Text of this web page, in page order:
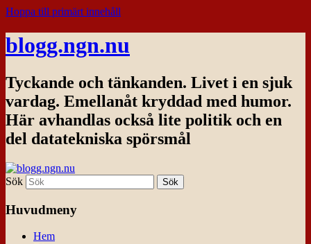
Hoppa till primärt innehåll
blogg.ngn.nu
Tyckande och tänkanden. Livet i en sjuk
vardag. Emellanåt kryddad med humor.
Här avhandlas också lite politik och en
del datatekniska spörsmål
Sök
Huvudmeny
Hem